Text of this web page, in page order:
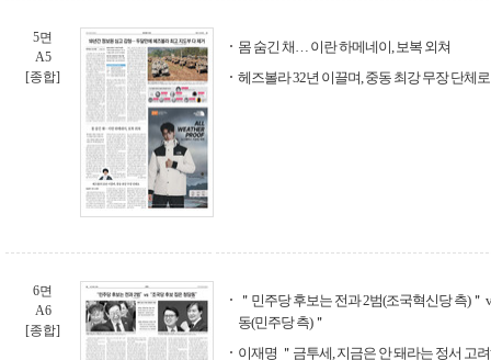
5면
A5
[종합]
몸 숨긴 채… 이란 하메네이, 보복 외쳐
헤즈볼라 32년 이끌며, 중동 최강 무장 단체로
6면
A6
[종합]
＂민주당 후보는 전과 2범(조국혁신당 측)＂
동(민주당 측)＂
이재명 ＂금투세, 지금은 안 돼라는 정서 고